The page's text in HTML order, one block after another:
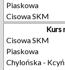
Piaskowa
Cisowa SKM
Kurs
Cisowa SKM
Piaskowa
Chylońska -